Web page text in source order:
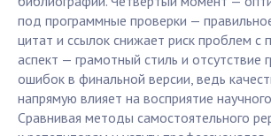
под программные проверки —
цитат и ссылок снижает риск проблем с
аспект — грамотный стиль и отсутствие
ошибок в финальной версии, ведь
напрямую влияет на восприятие
Сравнивая методы самостоятельного